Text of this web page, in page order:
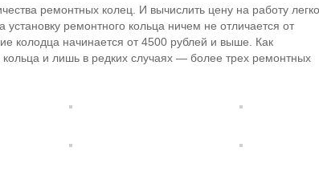
ремонтных колец. И вычислить цену на работу легко
ремонтного кольца ничем не отличается от
колодца начинается от 4500 рублей и выше. Как
кольца и лишь в редких случаях — более трех ремонтных